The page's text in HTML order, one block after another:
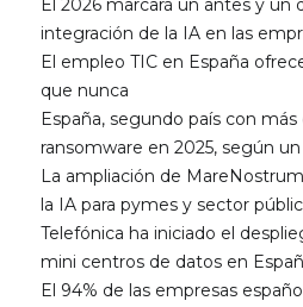
El 2026 marcará un antes y un
integración de la IA en las
El empleo TIC en España
que nunca
España, segundo país con
ransomware en 2025, según
La ampliación de
la IA para pymes y sector
Telefónica ha iniciado el
mini centros de datos en
El 94% de las empresas